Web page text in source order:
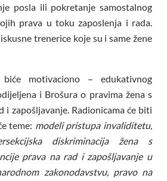
posla ili pokretanje samostalnog
prava u toku zaposlenja i rada.
trenerice koje su i same žene
biće motivaciono – edukativnog
i Brošura o pravima žena s
i zapošljavanje. Radionicama će biti
teme: modeli pristupa invaliditetu,
diskriminacija žena s
prava na rad i zapošljavanje u
zakonodavstvu, pravo na